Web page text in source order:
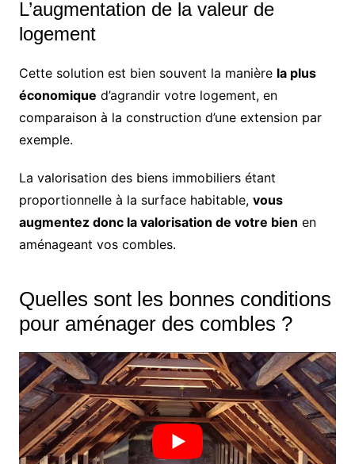
L’augmentation de la valeur de
logement
Cette solution est bien souvent la manière la plus
économique d’agrandir votre logement, en
comparaison à la construction d’une extension par
exemple.
La valorisation des biens immobiliers étant
proportionnelle à la surface habitable, vous
augmentez donc la valorisation de votre bien en
aménageant vos combles.
Quelles sont les bonnes conditions
pour aménager des combles ?